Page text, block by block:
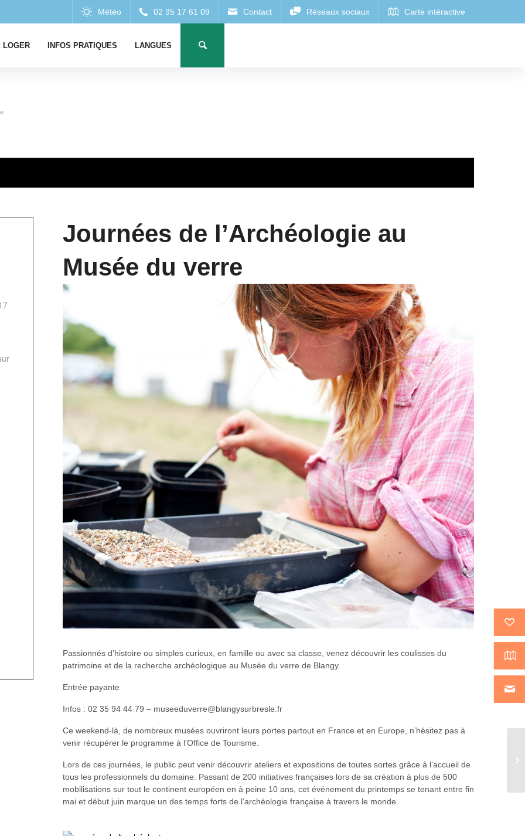
LOGER INFOS PRATIQUES LANGUES
Journées de l’Archéologie au
Musée du verre
Passionnés d’histoire ou simples curieux, en famille ou avec sa classe, venez découvrir les coulisses du
patrimoine et de la recherche archéologique au Musée du verre de Blangy.
Entrée payante
Infos : 02 35 94 44 79 – museeduverre@blangysurbresle.fr
Ce weekend-là, de nombreux musées ouvriront leurs portes partout en France et en Europe, n’hésitez pas à
venir récupérer le programme à l’Office de Tourisme.
Lors de ces journées, le public peut venir découvrir ateliers et expositions de toutes sortes grâce à l’accueil de
tous les professionnels du domaine. Passant de 200 initiatives françaises lors de sa création à plus de 500
mobilisations sur tout le continent européen en à peine 10 ans, cet événement du printemps se tenant entre fin
mai et début juin marque un des temps forts de l’archéologie française à travers le monde.